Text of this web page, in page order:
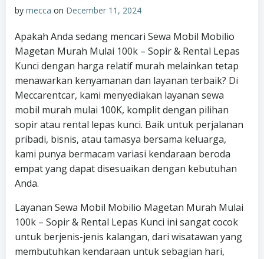
by mecca on December 11, 2024
Apakah Anda sedang mencari Sewa Mobil Mobilio
Magetan Murah Mulai 100k – Sopir & Rental Lepas
Kunci dengan harga relatif murah melainkan tetap
menawarkan kenyamanan dan layanan terbaik? Di
Meccarentcar, kami menyediakan layanan sewa
mobil murah mulai 100K, komplit dengan pilihan
sopir atau rental lepas kunci. Baik untuk perjalanan
pribadi, bisnis, atau tamasya bersama keluarga,
kami punya bermacam variasi kendaraan beroda
empat yang dapat disesuaikan dengan kebutuhan
Anda.
Layanan Sewa Mobil Mobilio Magetan Murah Mulai
100k – Sopir & Rental Lepas Kunci ini sangat cocok
untuk berjenis-jenis kalangan, dari wisatawan yang
membutuhkan kendaraan untuk sebagian hari,